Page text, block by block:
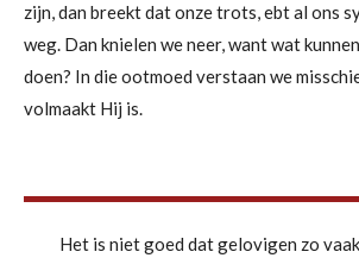
zijn, dan breekt dat onze trots, ebt al ons
weg. Dan knielen we neer, want wat
doen? In die ootmoed verstaan we
volmaakt Hij is.
Het is niet goed dat gelovigen zo